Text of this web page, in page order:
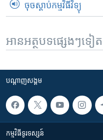
ចុចស្តាប់កម្មវិធីវិទ្យុ
អានអត្ថបទផ្សេងៗទៀត
បណ្តាញ​សង្គម
កម្មវិធី​ទូរទស្សន៍